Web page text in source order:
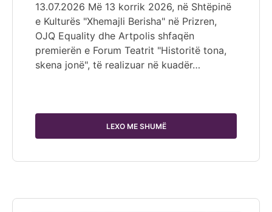
13.07.2026 Më 13 korrik 2026, në Shtëpinë
e Kulturës "Xhemajli Berisha" në Prizren,
OJQ Equality dhe Artpolis shfaqën
premierën e Forum Teatrit "Historitë tona,
skena jonë", të realizuar në kuadër…
LEXO ME SHUMË